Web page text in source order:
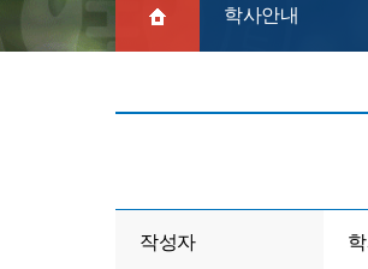
학사안내
작성자